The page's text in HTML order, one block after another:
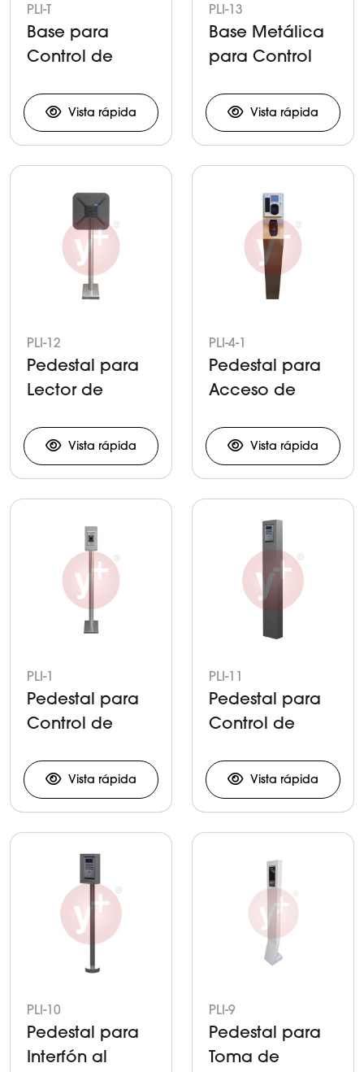
PLI-T
Base para
Control de
Torniquete
Vista rápida
PLI-13
Base Metálica
para Control
Vista rápida
PLI-12
Pedestal para
Lector de
AlcanceVista rápida
PLI-4-1
Pedestal para
Acceso de
Vista rápida
PLI-1
Pedestal para
Control de
Vista rápida
PLI-11
Pedestal para
Control de
Vista rápida
PLI-10
Pedestal para
Interfón al
PLI-9
Pedestal para
Toma de